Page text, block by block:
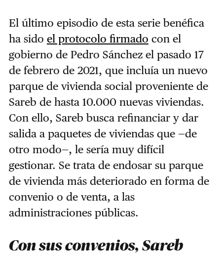
El último episodio de esta serie benéfica
ha sido el protocolo firmado con el
gobierno de Pedro Sánchez el pasado 17
de febrero de 2021, que incluía un nuevo
parque de vivienda social proveniente de
Sareb de hasta 10.000 nuevas viviendas.
Con ello, Sareb busca refinanciar y dar
salida a paquetes de viviendas que —de
otro modo—, le sería muy difícil
gestionar. Se trata de endosar su parque
de vivienda más deteriorado en forma de
convenio o de venta, a las
administraciones públicas.
Con sus convenios, Sareb